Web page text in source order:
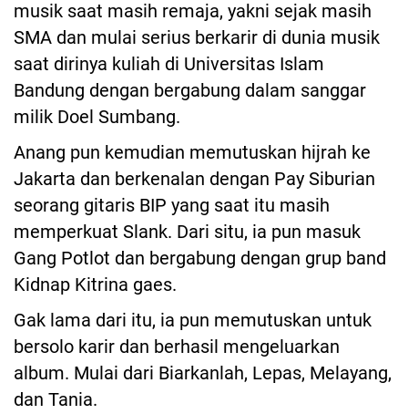
musik saat masih remaja, yakni sejak masih
SMA dan mulai serius berkarir di dunia musik
saat dirinya kuliah di Universitas Islam
Bandung dengan bergabung dalam sanggar
milik Doel Sumbang.
Anang pun kemudian memutuskan hijrah ke
Jakarta dan berkenalan dengan Pay Siburian
seorang gitaris BIP yang saat itu masih
memperkuat Slank. Dari situ, ia pun masuk
Gang Potlot dan bergabung dengan grup band
Kidnap Kitrina gaes.
Gak lama dari itu, ia pun memutuskan untuk
bersolo karir dan berhasil mengeluarkan
album. Mulai dari Biarkanlah, Lepas, Melayang,
dan Tania.